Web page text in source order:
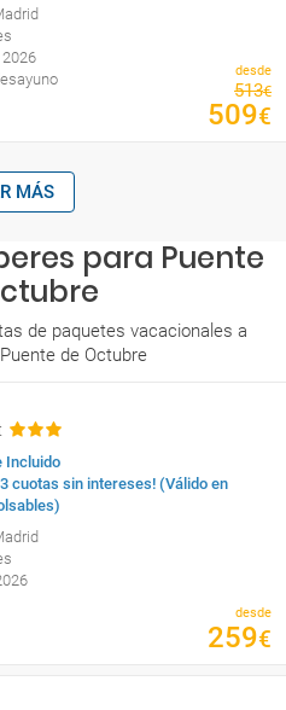
desde
513€
509€
MÁS
para Puente
de paquetes vacacionales a
de Octubre
Incluido
3 cuotas sin intereses! (Válido en
desde
259€